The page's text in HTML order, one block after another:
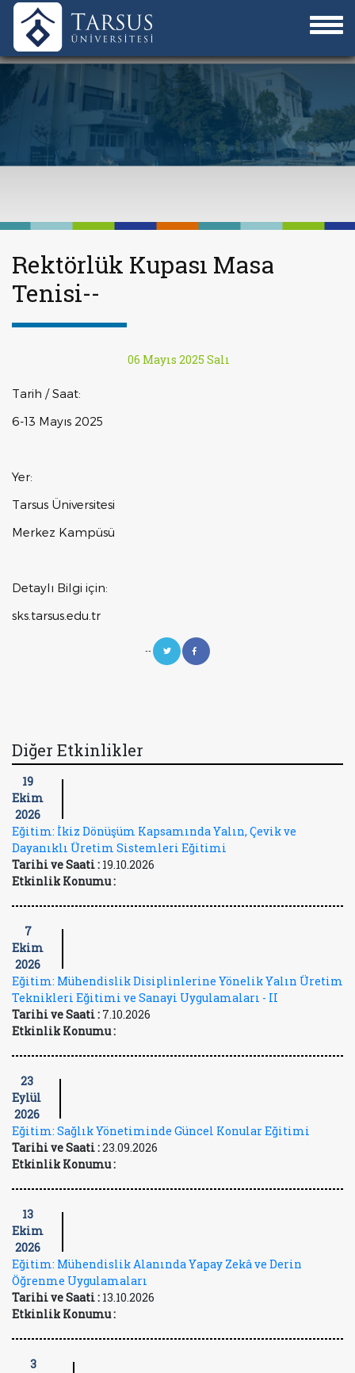
Rektörlük Kupası Masa
Tenisi--
06 Mayıs 2025 Salı
Tarih / Saat:
6-13 Mayıs 2025
Yer:
Tarsus Üniversitesi
Merkez Kampüsü
Detaylı Bilgi için:
sks.tarsus.edu.tr
--
Diğer Etkinlikler
19
Ekim
2026
Eğitim: İkiz Dönüşüm Kapsamında Yalın, Çevik ve
Dayanıklı Üretim Sistemleri Eğitimi
Tarihi ve Saati : 19.10.2026
Etkinlik Konumu :
7
Ekim
2026
Eğitim: Mühendislik Disiplinlerine Yönelik Yalın Üretim
Teknikleri Eğitimi ve Sanayi Uygulamaları - II
Tarihi ve Saati : 7.10.2026
Etkinlik Konumu :
23
Eylül
2026
Eğitim: Sağlık Yönetiminde Güncel Konular Eğitimi
Tarihi ve Saati :23.09.2026
Etkinlik Konumu :
13
Ekim
2026
Eğitim: Mühendislik Alanında Yapay Zekâ ve Derin
Öğrenme Uygulamaları
Tarihi ve Saati : 13.10.2026
Etkinlik Konumu :
3